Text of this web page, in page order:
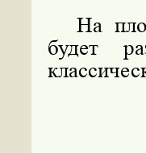
На
будет